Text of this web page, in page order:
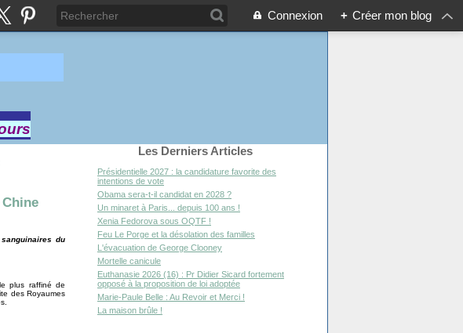
Connexion + Créer mon blog
du
plus raffiné de
des Royaumes
Les Derniers Articles
Présidentielle 2027 : la candidature favorite des
intentions de vote
Obama sera-t-il candidat en 2028 ?
Un minaret à Paris... depuis 100 ans !
Xenia Fedorova sous OQTF !
Feu Le Porge et la désolation des familles
L'évacuation de George Clooney
Mortelle canicule
Euthanasie 2026 (16) : Pr Didier Sicard fortement
opposé à la proposition de loi adoptée
Marie-Paule Belle : Au Revoir et Merci !
La maison brûle !